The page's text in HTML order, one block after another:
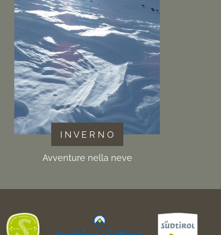
I N V E R N O
Avventure nella neve